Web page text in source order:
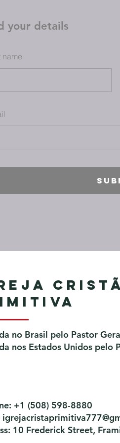
your details
name
Cristã
no Brasil pelo Pastor
nos Estados Unidos pelo
+1 (508) 598-8880
10 Frederick Street,